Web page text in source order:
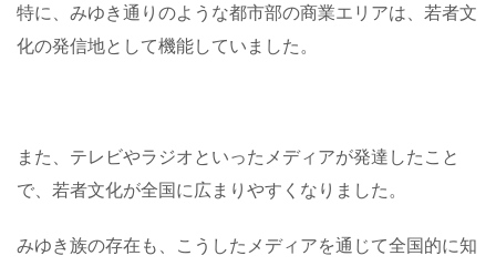
特に、みゆき通りのような都市部の商業エリアは、若者文
化の発信地として機能していました。
また、テレビやラジオといったメディアが発達したこと
で、若者文化が全国に広まりやすくなりました。
みゆき族の存在も、こうしたメディアを通じて全国的に知